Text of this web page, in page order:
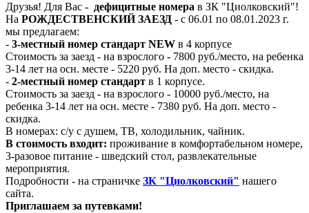
Друзья! Для Вас - дефицитные номера в ЗК "Циолковский"!
На РОЖДЕСТВЕНСКИЙ ЗАЕЗД - с 06.01 по 08.01.2023 г.
мы предлагаем:
- 3-местный номер стандарт NEW в 4 корпусе
Стоимость за заезд - на взрослого - 7800 руб./место, на ребенка
3-14 лет на осн. месте - 5220 руб. На доп. место - скидка.
- 2-местный номер стандарт в 1 корпусе.
Стоимость за заезд - на взрослого - 10000 руб./место, на
ребенка 3-14 лет на осн. месте - 7380 руб. На доп. место -
скидка.
В номерах: с/у с душем, ТВ, холодильник, чайник.
В стоимость входит: проживание в комфортабельном номере,
3-разовое питание - шведский стол, развлекательные
мероприятия.
Подробности - на страничке ЗК "Циолковский" нашего
сайта.
Приглашаем за путевками!